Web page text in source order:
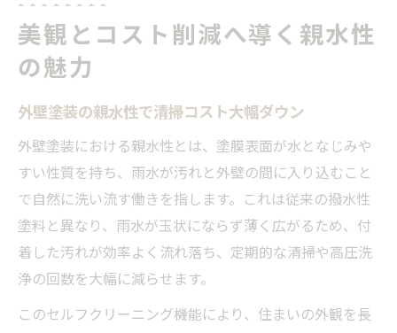
美観とコスト削減へ導く親水性
の魅力
外壁塗装の親水性で清掃コスト大幅ダウン
外壁塗装における親水性とは、塗膜表面が水となじみや
すい性質を持ち、雨水が汚れと外壁の間に入り込むこと
で自然に洗い流す働きを指します。これは従来の撥水性
塗料と異なり、雨水が玉状にならず薄く広がるため、付
着した汚れが効率よく流れ落ち、定期的な清掃や高圧洗
浄の回数を大幅に減らせます。
このセルフクリーニング機能により、住まいの外観を長